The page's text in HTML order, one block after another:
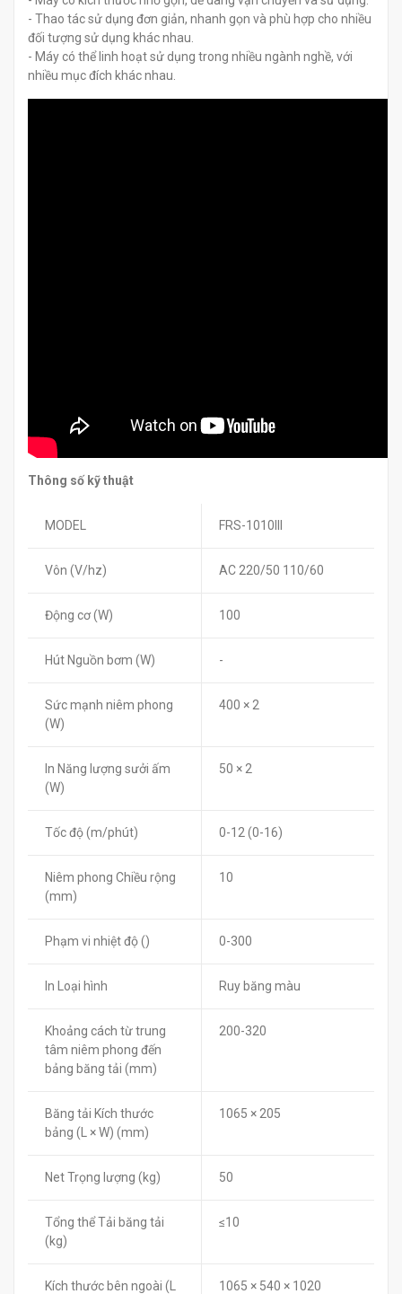
- Thao tác sử dụng đơn giản, nhanh gọn và phù hợp cho nhiều
đối tượng sử dụng khác nhau.
- Máy có thể linh hoạt sử dụng trong nhiều ngành nghề, với
nhiều mục đích khác nhau.
Thông số kỹ thuật
MODEL FRS-1010III
Vôn (V/hz) AC 220/50 110/60
Động cơ (W) 100
Hút Nguồn bơm (W) -
Sức mạnh niêm phong
(W)
400 × 2
In Năng lượng sưởi ấm
(W)
50 × 2
Tốc độ (m/phút) 0-12 (0-16)
Niêm phong Chiều rộng
(mm)
10
Phạm vi nhiệt độ () 0-300
In Loại hình Ruy băng màu
Khoảng cách từ trung
tâm niêm phong đến
bảng băng tải (mm)
200-320
Băng tải Kích thước
bảng (L × W) (mm)
1065 × 205
Net Trọng lượng (kg) 50
Tổng thể Tải băng tải
(kg)
≤10
Kích thước bên ngoài (L
1065 × 540 × 1020